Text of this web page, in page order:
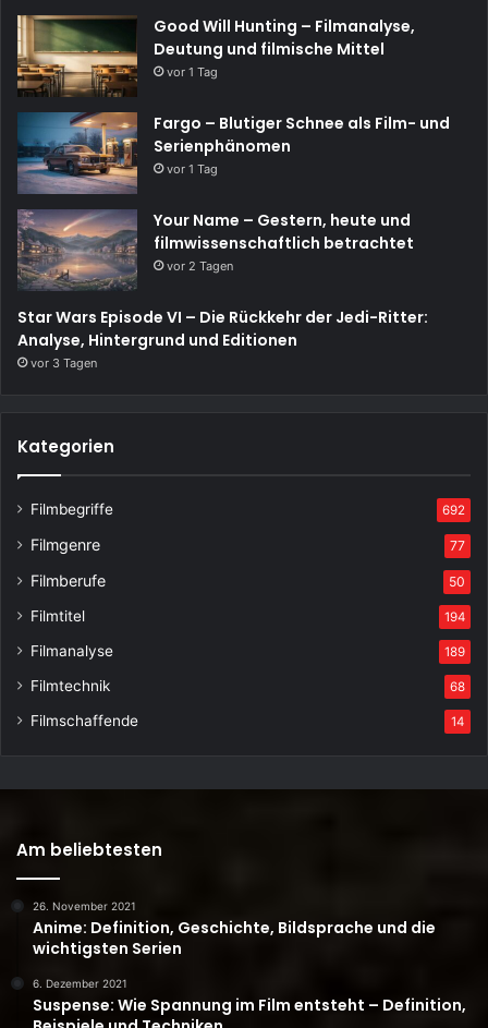
Good Will Hunting – Filmanalyse,
Deutung und filmische Mittel
vor 1 Tag
Fargo – Blutiger Schnee als Film- und
Serienphänomen
vor 1 Tag
Your Name – Gestern, heute und
filmwissenschaftlich betrachtet
vor 2 Tagen
Star Wars Episode VI – Die Rückkehr der Jedi-Ritter:
Analyse, Hintergrund und Editionen
vor 3 Tagen
Kategorien
Filmbegriffe 692
Filmgenre 77
Filmberufe 50
Filmtitel 194
Filmanalyse 189
Filmtechnik 68
Filmschaffende 14
Am beliebtesten
26. November 2021
Anime: Definition, Geschichte, Bildsprache und die
wichtigsten Serien
6. Dezember 2021
Suspense: Wie Spannung im Film entsteht – Definition,